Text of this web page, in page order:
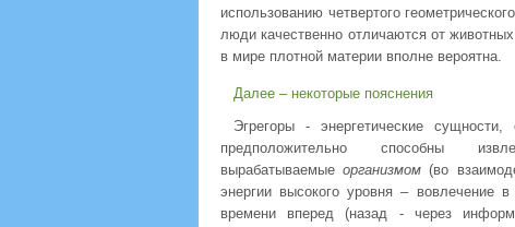
использованию четвертого
люди качественно отличаются от
в мире плотной материи вполне вероятна.
Далее – некоторые пояснения
Эгрегоры - энергетические
предположительно способны
вырабатываемыеорганизмом (во
энергии высокого уровня – вовлечение
времени вперед (назад - через